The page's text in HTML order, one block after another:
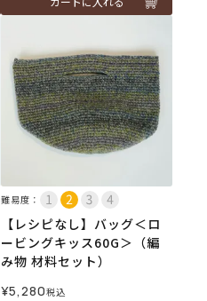
難易度：
【レシピなし】バッグ＜ロ
ービングキッス60G＞（編
み物 材料セット）
¥5,280税込